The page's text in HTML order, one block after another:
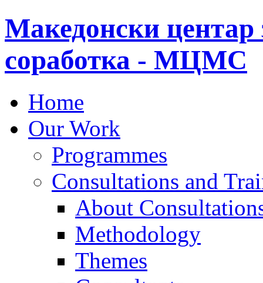
Македонски центар
соработка - МЦМС
Home
Our Work
Programmes
Consultations and
About
Methodology
Themes